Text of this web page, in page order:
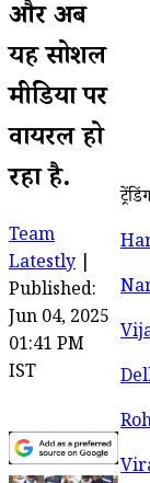
और अब
यह सोशल
मीडिया पर
वायरल हो
रहा है.
Team
Latestly
Published:
Jun 04, 2025
01:41 PM
IST